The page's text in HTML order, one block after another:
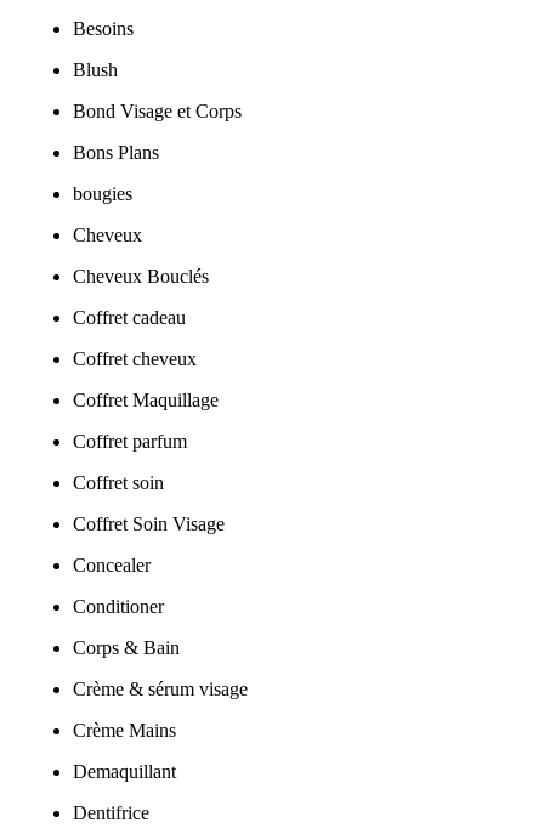
Besoins
Blush
Bond Visage et Corps
Bons Plans
bougies
Cheveux
Cheveux Bouclés
Coffret cadeau
Coffret cheveux
Coffret Maquillage
Coffret parfum
Coffret soin
Coffret Soin Visage
Concealer
Conditioner
Corps & Bain
Crème & sérum visage
Crème Mains
Demaquillant
Dentifrice